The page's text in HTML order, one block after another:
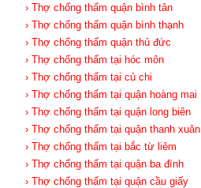
› Thợ chống thấm quận bình tân
› Thợ chống thấm quận bình thạnh
› Thợ chống thấm quận thủ đức
› Thợ chống thấm tại hóc môn
› Thợ chống thấm tại củ chi
› Thợ chống thấm tại quận hoàng mai
› Thợ chống thấm tại quận long biên
› Thợ chống thấm tại quận thanh xuân
› Thợ chống thấm tại bắc từ liêm
› Thợ chống thấm tại quận ba đình
› Thợ chống thấm tại quận cầu giấy